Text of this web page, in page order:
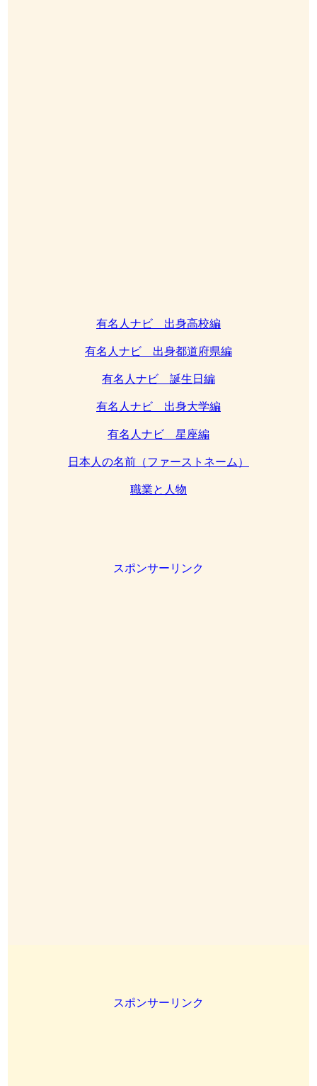
有名人ナビ 出身高校編
有名人ナビ 出身都道府県編
有名人ナビ 誕生日編
有名人ナビ 出身大学編
有名人ナビ 星座編
日本人の名前（ファーストネーム）
職業と人物
スポンサーリンク
スポンサーリンク